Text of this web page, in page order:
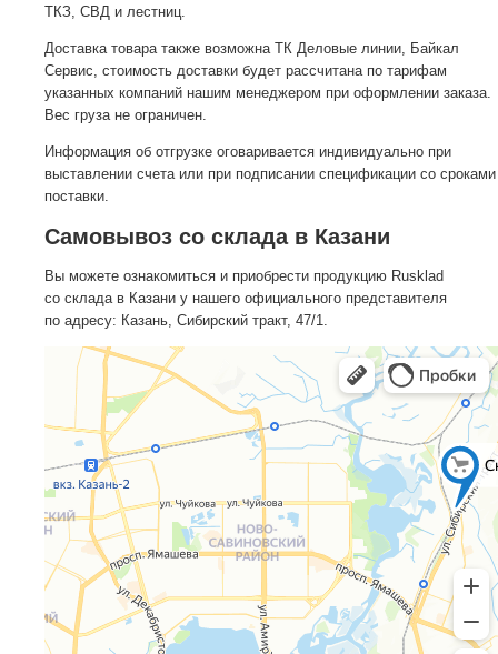
ТКЗ, СВД и лестниц.
Доставка товара также возможна ТК Деловые линии, Байкал
Сервис, стоимость доставки будет рассчитана по тарифам
указанных компаний нашим менеджером при оформлении заказа.
Вес груза не ограничен.
Информация об отгрузке оговаривается индивидуально при
выставлении счета или при подписании спецификации со сроками
поставки.
Самовывоз со склада в Казани
Вы можете ознакомиться и приобрести продукцию Rusklad
со склада в Казани у нашего официального представителя
по адресу: Казань, Сибирский тракт, 47/1.